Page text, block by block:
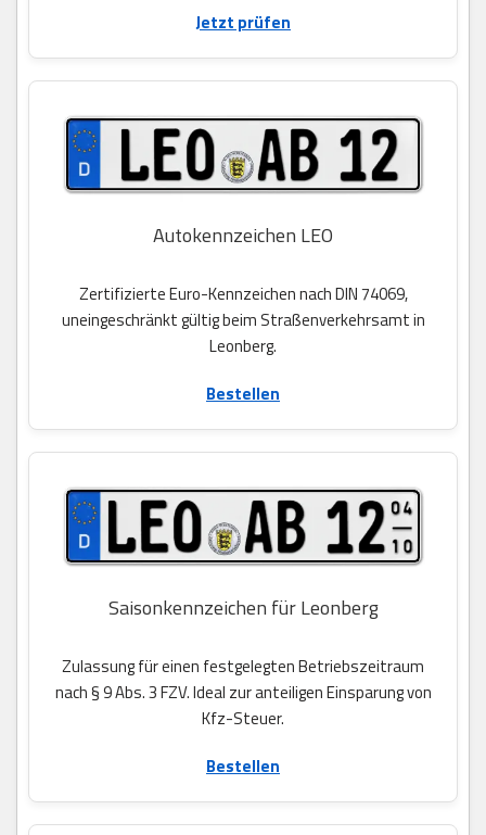
Jetzt prüfen
Autokennzeichen LEO
Zertifizierte Euro-Kennzeichen nach DIN 74069,
uneingeschränkt gültig beim Straßenverkehrsamt in
Leonberg.
Bestellen
Saisonkennzeichen für Leonberg
Zulassung für einen festgelegten Betriebszeitraum
nach § 9 Abs. 3 FZV. Ideal zur anteiligen Einsparung von
Kfz-Steuer.
Bestellen